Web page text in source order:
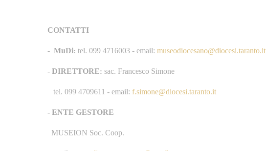
CONTATTI
- MuDi: tel. 099 4716003 - email: museodiocesano@diocesi.taranto.it
- DIRETTORE: sac. Francesco Simone
tel. 099 4709611 - email: f.simone@diocesi.taranto.it
- ENTE GESTORE
MUSEION Soc. Coop.